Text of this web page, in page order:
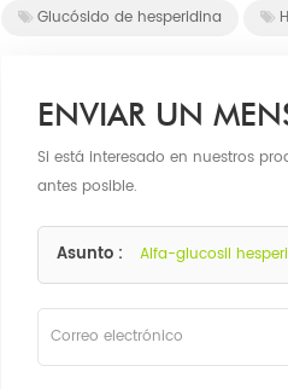
Glucósido de hesperidina
ENVIAR UN
Si está interesado en nuestros
antes posible.
Asunto : Alfa-glucosil